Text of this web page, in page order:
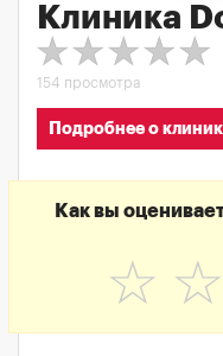
Клиника
154 просмотра
Подробнее о
Как вы
☆
☆